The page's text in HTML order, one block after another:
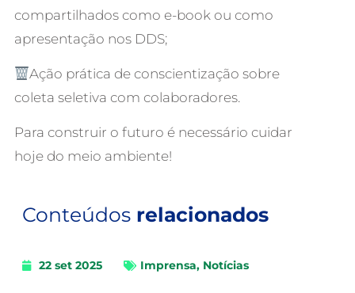
compartilhados como e-book ou como
apresentação nos DDS;
Ação prática de conscientização sobre
coleta seletiva com colaboradores.
Para construir o futuro é necessário cuidar
hoje do meio ambiente!
Conteúdosrelacionados
22 set 2025 Imprensa, Notícias